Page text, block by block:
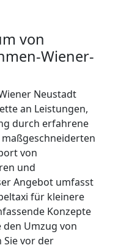
von
Wiener-
Neustadt
an Leistungen,
durch erfahrene
von
und
Angebot umfasst
für kleinere
Konzepte
Umzug von
Sie vor der